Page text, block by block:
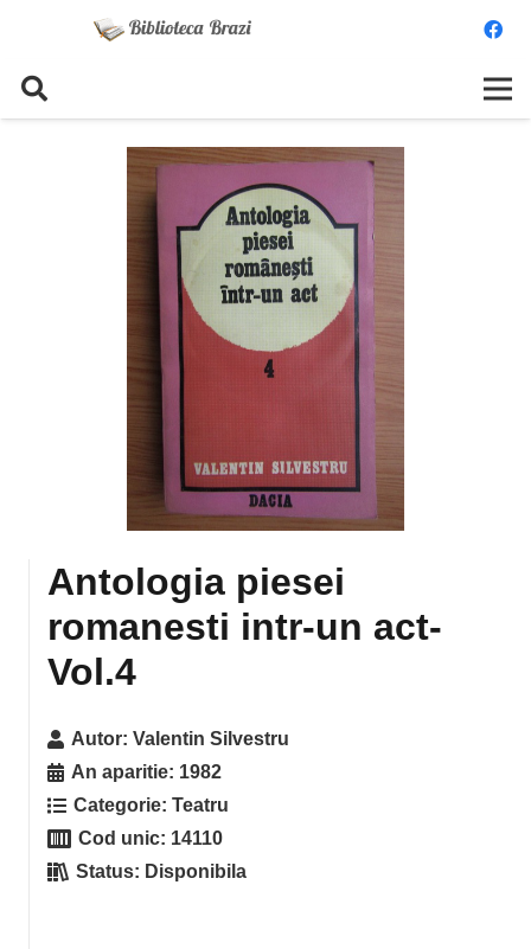
Antologia piesei
romanesti intr-un act-
Vol.4
Autor:Valentin Silvestru
An aparitie: 1982
Categorie:Teatru
Cod unic: 14110
Status: Disponibila